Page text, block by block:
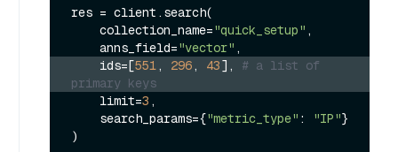
res = client.search(
    collection_name=
"quick_setup" ,
    anns_field=
"vector"
    ids=[
551, 296, 43], # a list of
primary keys
    limit=
3 ,
    search_params={
"metric_type" : "IP"}
)